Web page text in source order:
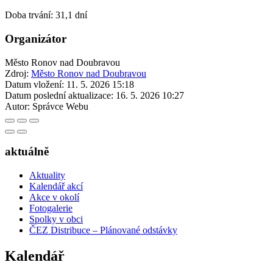
Doba trvání: 31,1 dní
Organizátor
Město Ronov nad Doubravou
Zdroj: Město Ronov nad Doubravou
Datum vložení: 11. 5. 2026 15:18
Datum poslední aktualizace: 16. 5. 2026 10:27
Autor: Správce Webu
aktuálně
Aktuality
Kalendář akcí
Akce v okolí
Fotogalerie
Spolky v obci
ČEZ Distribuce – Plánované odstávky
Kalendář